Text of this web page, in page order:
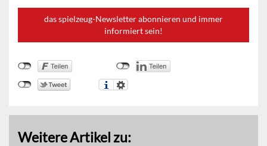
das spielzeug-Newsletter abonnieren und immer
informiert sein!
Weitere Artikel zu: